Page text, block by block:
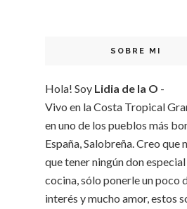
SOBRE MI
Hola! Soy Lidia de la O -
Vivo en la Costa Tropical
en uno de los pueblos más
España, Salobreña. Creo que
que tener ningún don
cocina, sólo ponerle un poco
interés y mucho amor, estos